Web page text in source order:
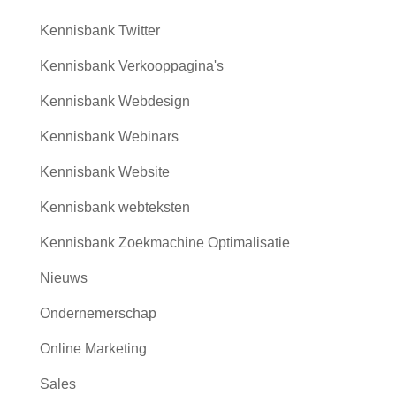
Kennisbank Twitter
Kennisbank Verkooppagina's
Kennisbank Webdesign
Kennisbank Webinars
Kennisbank Website
Kennisbank webteksten
Kennisbank Zoekmachine Optimalisatie
Nieuws
Ondernemerschap
Online Marketing
Sales